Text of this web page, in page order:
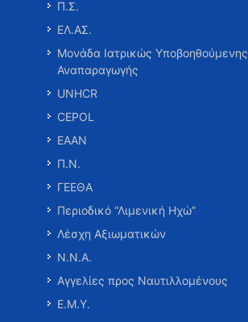
Π.Σ.
ΕΛ.ΑΣ.
Μονάδα Ιατρικώς Υποβοηθούμενης
Αναπαραγωγής
UNHCR
CEPOL
ΕΑΑΝ
Π.Ν.
ΓΕΕΘΑ
Περιοδικό “Λιμενική Ηχώ”
Λέσχη Αξιωματικών
Ν.Ν.Α.
Αγγελίες προς Ναυτιλλομένους
Ε.Μ.Υ.